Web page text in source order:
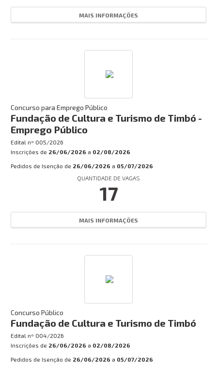
MAIS INFORMAÇÕES
Concurso para Emprego Público
Fundação de Cultura e Turismo de Timbó -
Emprego Público
Edital nº 005/2026
Inscrições de 26/06/2026 a 02/08/2026
Pedidos de Isenção de 26/06/2026 a 05/07/2026
QUANTIDADE DE VAGAS
17
MAIS INFORMAÇÕES
Concurso Público
Fundação de Cultura e Turismo de Timbó
Edital nº 004/2026
Inscrições de 26/06/2026 a 02/08/2026
Pedidos de Isenção de 26/06/2026 a 05/07/2026